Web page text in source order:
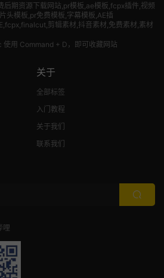
期资源下载网站,pr模板,ae模板,fcpx插件,视频
头模板,pr免费模板,字幕模板,AE插
剪辑素材,抖音素材,免费素材,素材
用 Command + D，即可收藏网站
关于
全部标签
入门教程
关于我们
联系我们
哩